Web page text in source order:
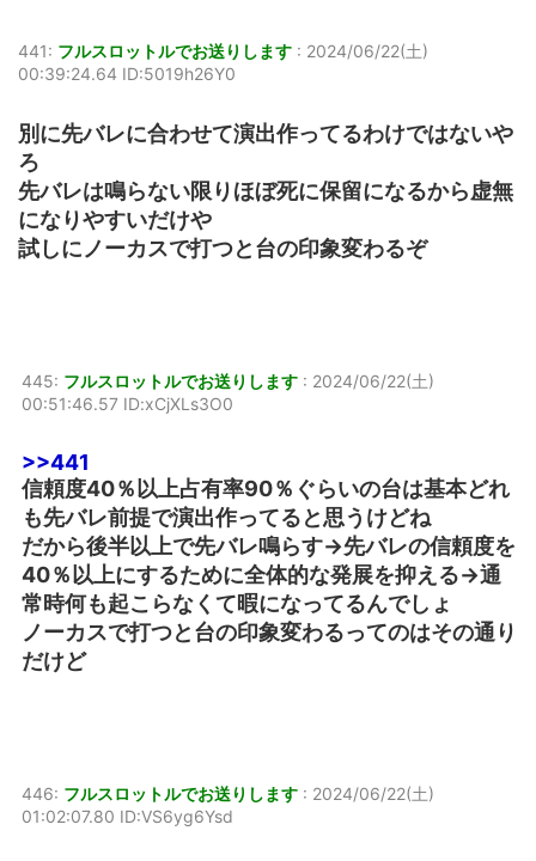
441: フルスロットルでお送りします : 2024/06/22(土)
00:39:24.64 ID:5019h26Y0
別に先バレに合わせて演出作ってるわけではないや
ろ
先バレは鳴らない限りほぼ死に保留になるから虚無
になりやすいだけや
試しにノーカスで打つと台の印象変わるぞ
445: フルスロットルでお送りします : 2024/06/22(土)
00:51:46.57 ID:xCjXLs3O0
>>441
信頼度40％以上占有率90％ぐらいの台は基本どれ
も先バレ前提で演出作ってると思うけどね
だから後半以上で先バレ鳴らす→先バレの信頼度を
40％以上にするために全体的な発展を抑える→通
常時何も起こらなくて暇になってるんでしょ
ノーカスで打つと台の印象変わるってのはその通り
だけど
446: フルスロットルでお送りします : 2024/06/22(土)
01:02:07.80 ID:VS6yg6Ysd